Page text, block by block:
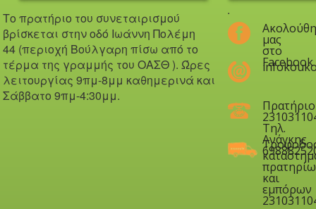
Το πρατήριο του συνεταιρισμού
βρίσκεται στην οδό Iωάννη Πολέμη
44 (περιοχή Βούλγαρη πίσω από το
τέρμα της γραμμής του ΟΑΣΘ ). Ώρες
λειτουργίας 9πμ-8μμ καθημερινά και
Σάββατο 9πμ-4:30μμ.
.
μας
στο
Facebook
Πρατήριο
Τηλ.
Ανάγκης
και
εμπόρων